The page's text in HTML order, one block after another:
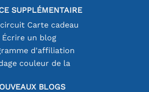
SUPPLÉMENTAIRE
Carte cadeau
Écrire un blog
d'affiliation
couleur de la
BLOGS